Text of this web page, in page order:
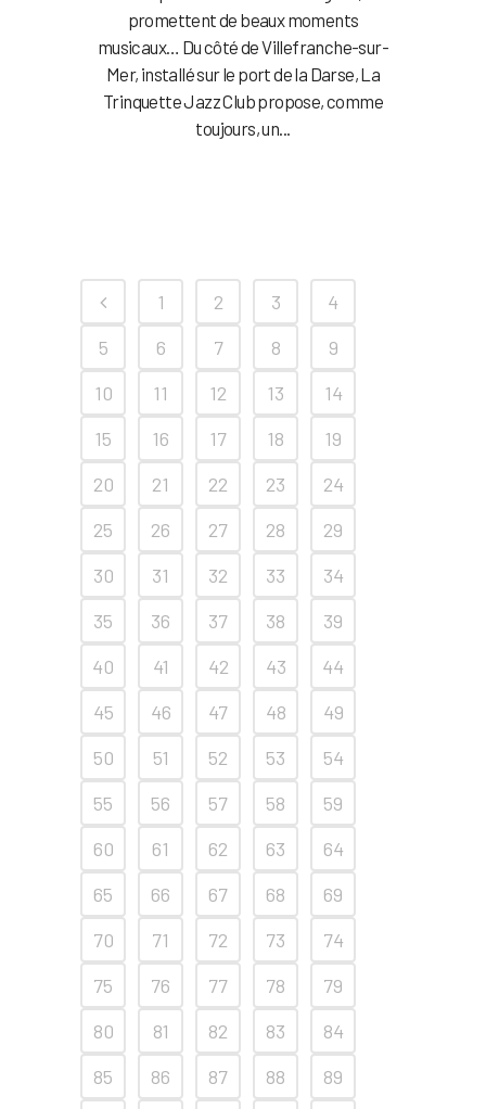
promettent de beaux moments
musicaux… Du côté de Villefranche-sur-
Mer, installé sur le port de la Darse, La
Trinquette Jazz Club propose, comme
toujours, un...
1 2 3
4
5
6 7 8
9
10
11 12 13
14
15
16 17 18
19
20
21 22 23
24
25
26 27 28
29
30
31 32 33
34
35
36 37 38
39
40
41 42 43
44
45
46 47 48
49
50
51 52 53
54
55
56 57 58
59
60
61 62 63
64
65
66 67 68
69
70
71 72 73
74
75
76 77 78
79
80
81 82 83
84
85
86 87 88
89